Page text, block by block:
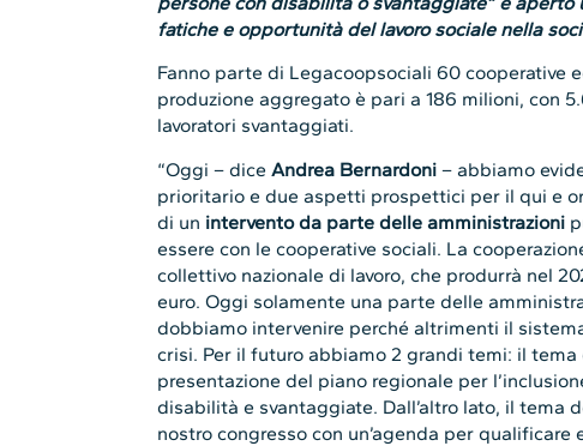
fatiche e opportunità del lavoro sociale nella
Fanno parte di Legacoopsociali 60 cooperative
produzione aggregato è pari a 186 milioni, con
lavoratori svantaggiati.
“Oggi – diceAndrea Bernardoni – abbiamo
prioritario e due aspetti prospettici per il qui e
di un intervento da parte delle amministrazioni
essere con le cooperative sociali. La
collettivo nazionale di lavoro, che produrrà nel
euro. Oggi solamente una parte delle
dobbiamo intervenire perché altrimenti il
crisi. Per il futuro abbiamo 2 grandi temi: il tema
presentazione del piano regionale per
disabilità e svantaggiate. Dall’altro lato, il tema
nostro congresso con un’agenda per